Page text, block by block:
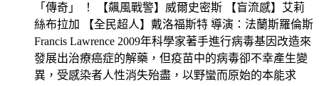
「傳奇」 ！ 【飆風戰警】威爾史密斯 【盲流感】艾莉
絲布拉加 【全民超人】戴洛福斯特 導演：法蘭斯羅倫斯
Francis Lawrence 2009年科學家著手進行病毒基因改造來
發展出治療癌症的解藥，但疫苗中的病毒卻不幸產生變
異，受感染者人性消失殆盡，以野蠻而原始的本能求